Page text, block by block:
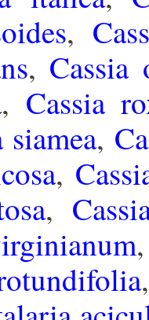
,
, Cassia
, Cassia
siamea,
,
,